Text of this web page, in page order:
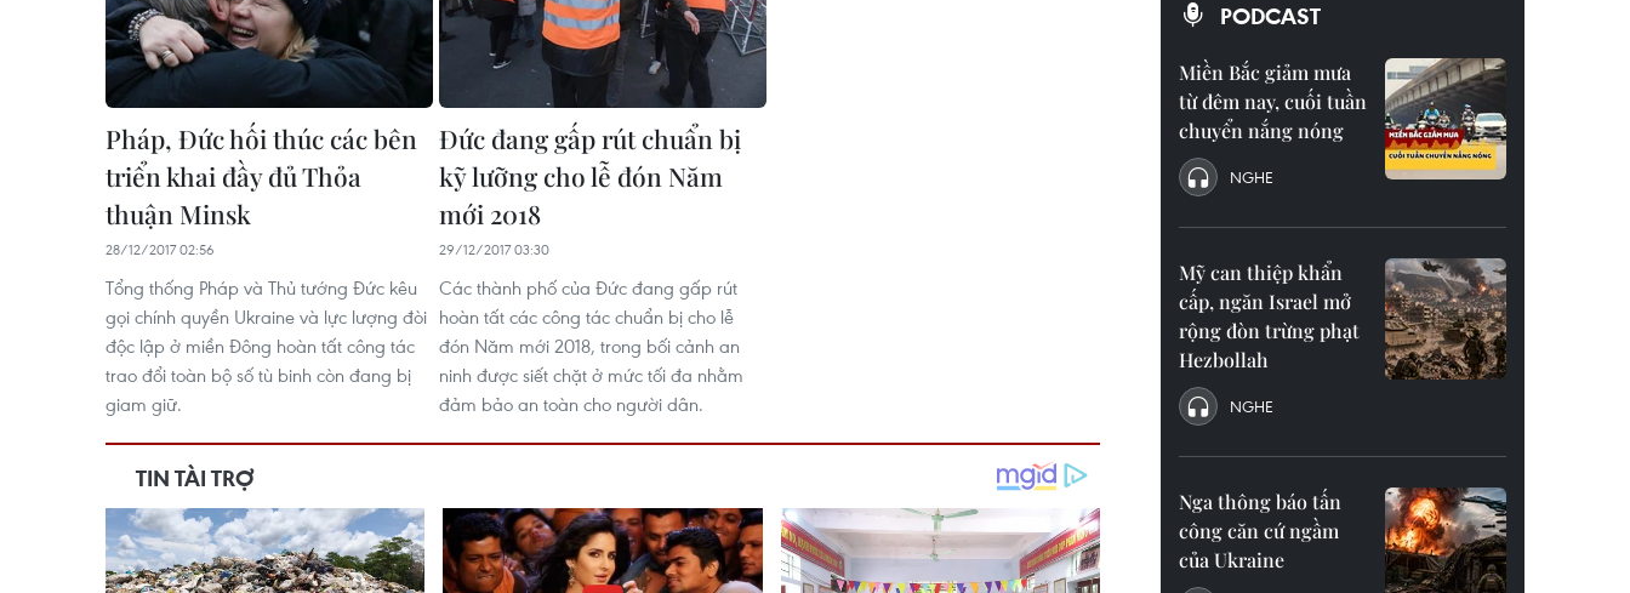
Pháp, Đức hối thúc các bên
triển khai đầy đủ Thỏa
thuận Minsk
28/12/2017 02:56
Tổng thống Pháp và Thủ tướng Đức kêu
gọi chính quyền Ukraine và lực lượng đòi
độc lập ở miền Đông hoàn tất công tác
trao đổi toàn bộ số tù binh còn đang bị
giam giữ.
Đức đang gấp rút chuẩn bị
kỹ lưỡng cho lễ đón Năm
mới 2018
29/12/2017 03:30
Các thành phố của Đức đang gấp rút
hoàn tất các công tác chuẩn bị cho lễ
đón Năm mới 2018, trong bối cảnh an
ninh được siết chặt ở mức tối đa nhằm
đảm bảo an toàn cho người dân.
PODCAST
Miền Bắc giảm mưa
từ đêm nay, cuối tuần
chuyển nắng nóng
NGHE
Mỹ can thiệp khẩn
cấp, ngăn Israel mở
rộng đòn trừng phạt
Hezbollah
NGHE
Nga thông báo tấn
công căn cứ ngầm
của Ukraine